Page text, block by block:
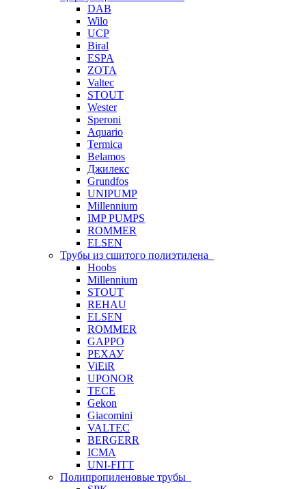
DAB
Wilo
UCP
Biral
ESPA
ZOTA
Valtec
STOUT
Wester
Speroni
Aquario
Termica
Belamos
Джилекс
Grundfos
UNIPUMP
Millennium
IMP PUMPS
ROMMER
ELSEN
Трубы из сшитого полиэтилена
Hoobs
Millennium
STOUT
REHAU
ELSEN
ROMMER
GAPPO
РЕХАУ
ViEiR
UPONOR
TECE
Gekon
Giacomini
VALTEC
BERGERR
ICMA
UNI-FITT
Полипропиленовые трубы